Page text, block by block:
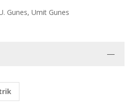
Gunes, Umit Gunes